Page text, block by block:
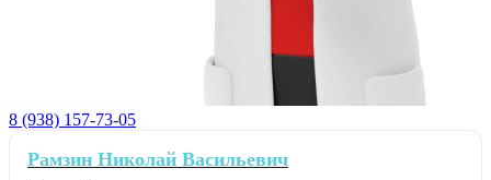
8 (938) 157-73-05
Рамзин Николай Васильевич